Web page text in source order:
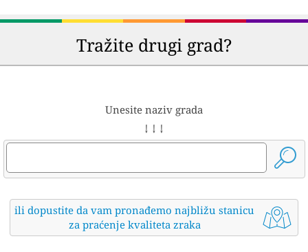
Tražite drugi grad?
Unesite naziv grada
↓ ↓ ↓
ili dopustite da vam pronađemo najbližu stanicu
za praćenje kvaliteta zraka